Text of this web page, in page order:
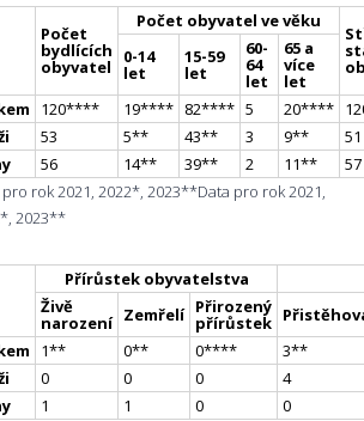
Počet
bydlících
obyvatel
Počet obyvatel ve věku
0-14
let
15-59
let
60-
64
let
65 a
více
let
120**** 19**** 82**** 5 20****
53 5** 43** 3 9**
51
56 14** 39** 2 11**
57
pro rok 2021, 2022*, 2023**Data pro rok 2021,
2023**
Přírůstek obyvatelstva
Živě
narození Zemřelí Přirozený
přírůstek
1** 0** 0**** 3**
0 0 0
4
1 1 0
0